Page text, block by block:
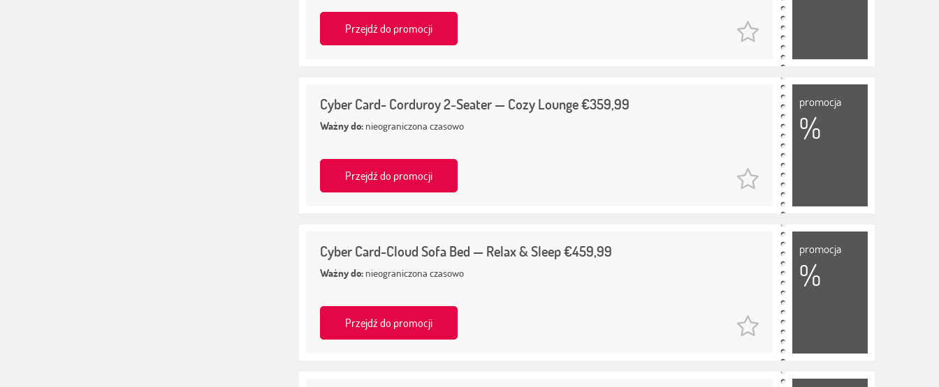
Przejdź do promocji
Cyber Card- Corduroy 2‑Seater — Cozy Lounge €359,99
Ważny do: nieograniczona czasowo
Przejdź do promocji
promocja
%
Cyber Card-Cloud Sofa Bed — Relax & Sleep €459,99
Ważny do: nieograniczona czasowo
Przejdź do promocji
promocja
%